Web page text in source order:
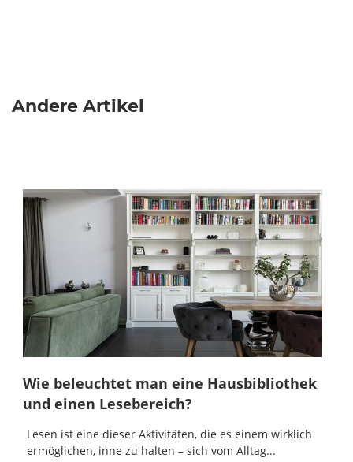
Andere Artikel
Wie beleuchtet man eine Hausbibliothek
und einen Lesebereich?
Lesen ist eine dieser Aktivitäten, die es einem wirklich
ermöglichen, inne zu halten – sich vom Alltag...